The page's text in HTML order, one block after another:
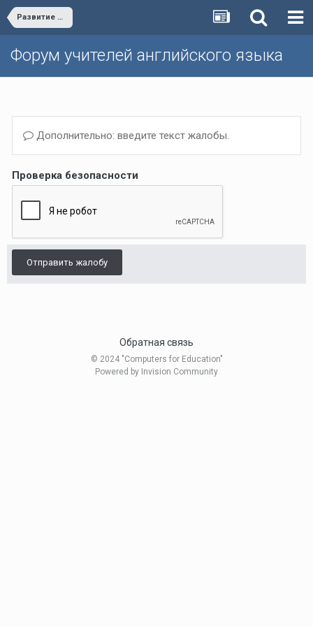
Развитие форума/Forum development
Форум учителей английского языка
Дополнительно: введите текст жалобы.
Проверка безопасности
Отправить жалобу
Обратная связь
© 2024 "Computers for Education"
Powered by Invision Community